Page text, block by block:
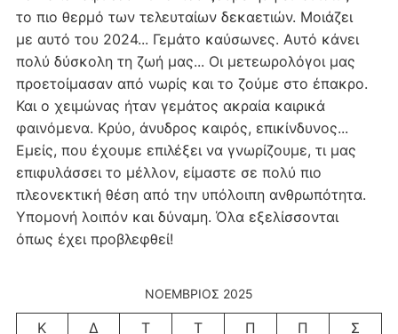
το πιο θερμό των τελευταίων δεκαετιών. Μοιάζει
με αυτό του 2024... Γεμάτο καύσωνες. Αυτό κάνει
πολύ δύσκολη τη ζωή μας... Οι μετεωρολόγοι μας
προετοίμασαν από νωρίς και το ζούμε στο έπακρο.
Και ο χειμώνας ήταν γεμάτος ακραία καιρικά
φαινόμενα. Κρύο, άνυδρος καιρός, επικίνδυνος...
Εμείς, που έχουμε επιλέξει να γνωρίζουμε, τι μας
επιφυλάσσει το μέλλον, είμαστε σε πολύ πιο
πλεονεκτική θέση από την υπόλοιπη ανθρωπότητα.
Υπομονή λοιπόν και δύναμη. Όλα εξελίσσονται
όπως έχει προβλεφθεί!
ΝΟΈΜΒΡΙΟΣ 2025
Κ Δ Τ Τ Π Π Σ